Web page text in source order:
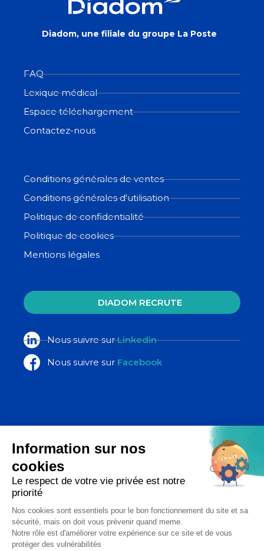
Diadom, une filiale du groupe La Poste
FAQ
Lexique médical
Espace téléchargement
Contactez-nous
Conditions générales de ventes
Conditions générales d'utilisation
Politique de confidentialité
Politique de cookies
Mentions légales
DIADOM RECRUTE
Nous suivre surLinkedin
Nous suivre sur Facebook
La Poste Santé & Autonomie,
un ensemble d’expertises du groupe